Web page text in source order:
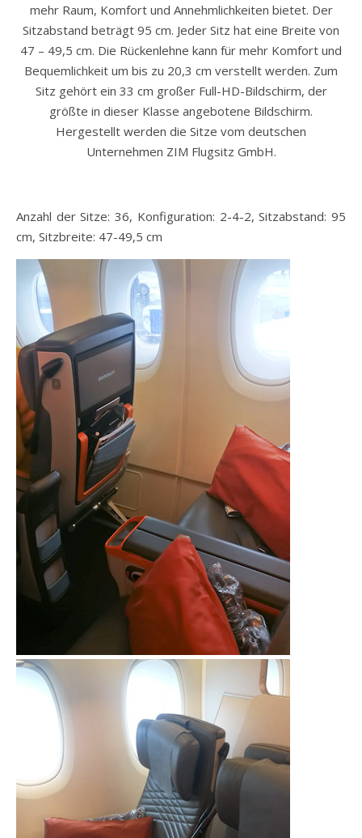
mehr Raum, Komfort und Annehmlichkeiten bietet. Der
Sitzabstand beträgt 95 cm. Jeder Sitz hat eine Breite von
47 – 49,5 cm. Die Rückenlehne kann für mehr Komfort und
Bequemlichkeit um bis zu 20,3 cm verstellt werden. Zum
Sitz gehört ein 33 cm großer Full-HD-Bildschirm, der
größte in dieser Klasse angebotene Bildschirm.
Hergestellt werden die Sitze vom deutschen
Unternehmen ZIM Flugsitz GmbH.
Anzahl der Sitze: 36, Konfiguration: 2-4-2, Sitzabstand: 95
cm, Sitzbreite: 47-49,5 cm